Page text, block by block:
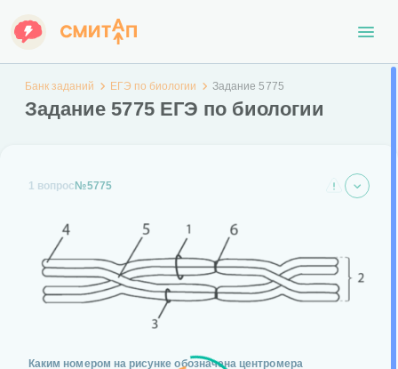
Банк заданий ЕГЭ по биологии Задание 5775
Задание 5775 ЕГЭ по биологии
1 вопрос №5775
Каким номером на рисунке обозначена центромера